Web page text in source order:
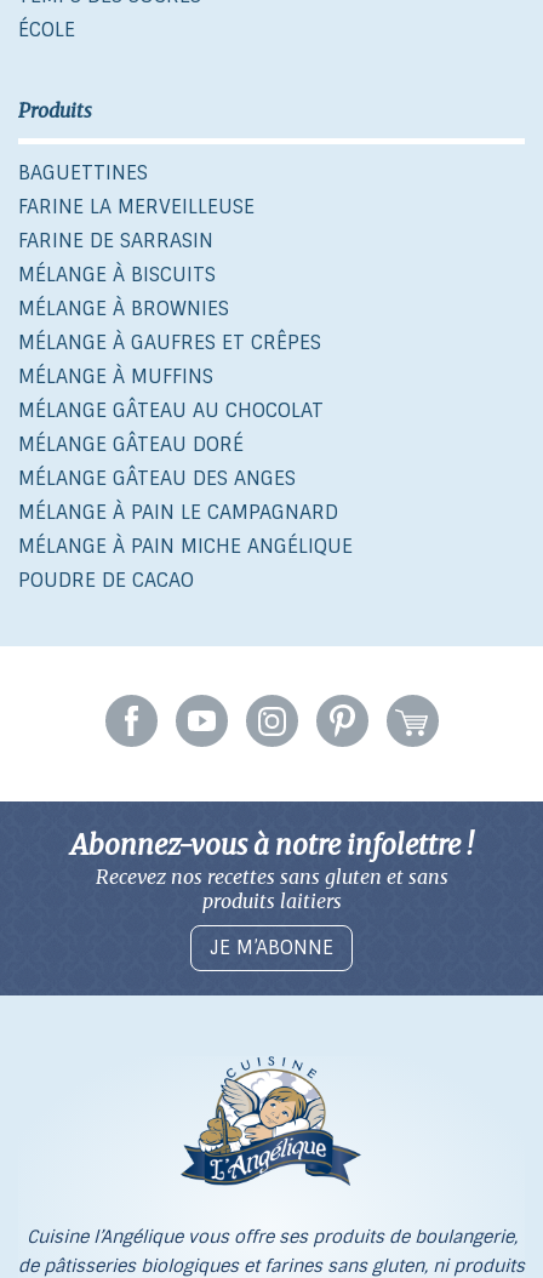
ÉCOLE
Produits
BAGUETTINES
FARINE LA MERVEILLEUSE
FARINE DE SARRASIN
MÉLANGE À BISCUITS
MÉLANGE À BROWNIES
MÉLANGE À GAUFRES ET CRÊPES
MÉLANGE À MUFFINS
MÉLANGE GÂTEAU AU CHOCOLAT
MÉLANGE GÂTEAU DORÉ
MÉLANGE GÂTEAU DES ANGES
MÉLANGE À PAIN LE CAMPAGNARD
MÉLANGE À PAIN MICHE ANGÉLIQUE
POUDRE DE CACAO
Abonnez-vous à notre infolettre !
Recevez nos recettes sans gluten et sans
produits laitiers
JE M’ABONNE
Cuisine l’Angélique vous offre ses produits de boulangerie,
de pâtisseries biologiques et farines sans gluten, ni produits